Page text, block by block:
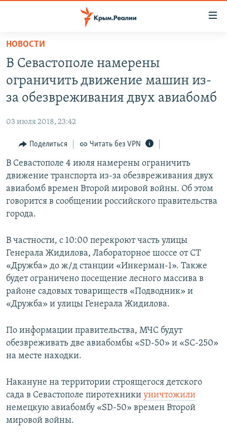
Вернуться
основному
содержанию
Вернутся
главной
Вернутся
поиску
ГРУЗ 200
11 ЛЕТ ОККУПАЦИИ КРЫМА. 11 ИСТОРИЙ СОПРОТИВЛЕНИЯ
ВОДА
ЕЩЕ
ИНТЕРАКТИВ
ИНФОГРАФИКА
ТЕЛЕПРОЕКТ КРЫМ.РЕАЛИИ
СОВЕТЫ ПРАВОЗАЩИТНИКОВ
ПРОПАВШИЕ БЕЗ ВЕСТИ
ПОБЕДИТЕЛЕЙ НЕ СУДЯТ?
КРЫМ.НЕПОКОРЕННЫЙ
УКРАИНСКАЯ ПРОБЛЕМА КРЫМА
РАДІО СВОБОДА
КАК ОБОЙТИ БЛОКИРОВКУ
Українською
Qırımtatar
ПРИСОЕДИНЯЙТЕСЬ!
Все сайты RFE/RL
НОВОСТИ
В Севастополе намерены
ограничить движение машин из-
за обезвреживания двух авиабомб
03 июля 2018, 23:42
Поделиться Читать без VPN
В Севастополе 4 июля намерены ограничить
движение транспорта из-за обезвреживания двух
авиабомб времен Второй мировой войны. Об этом
говорится в сообщении российского правительства
города.
В частности, с 10:00 перекроют часть улицы
Генерала Жидилова, Лабораторное шоссе от СТ
«Дружба» до ж/д станции «Инкерман-1». Также
будет ограничено посещение лесного массива в
районе садовых товариществ «Подводник» и
«Дружба» и улицы Генерала Жидилова.
По информации правительства, МЧС будут
обезвреживать две авиабомбы «SD-50» и «SC-250»
на месте находки.
Накануне на территории строящегося детского
сада в Севастополе пиротехники уничтожили
немецкую авиабомбу «SD-50» времен Второй
мировой войны.